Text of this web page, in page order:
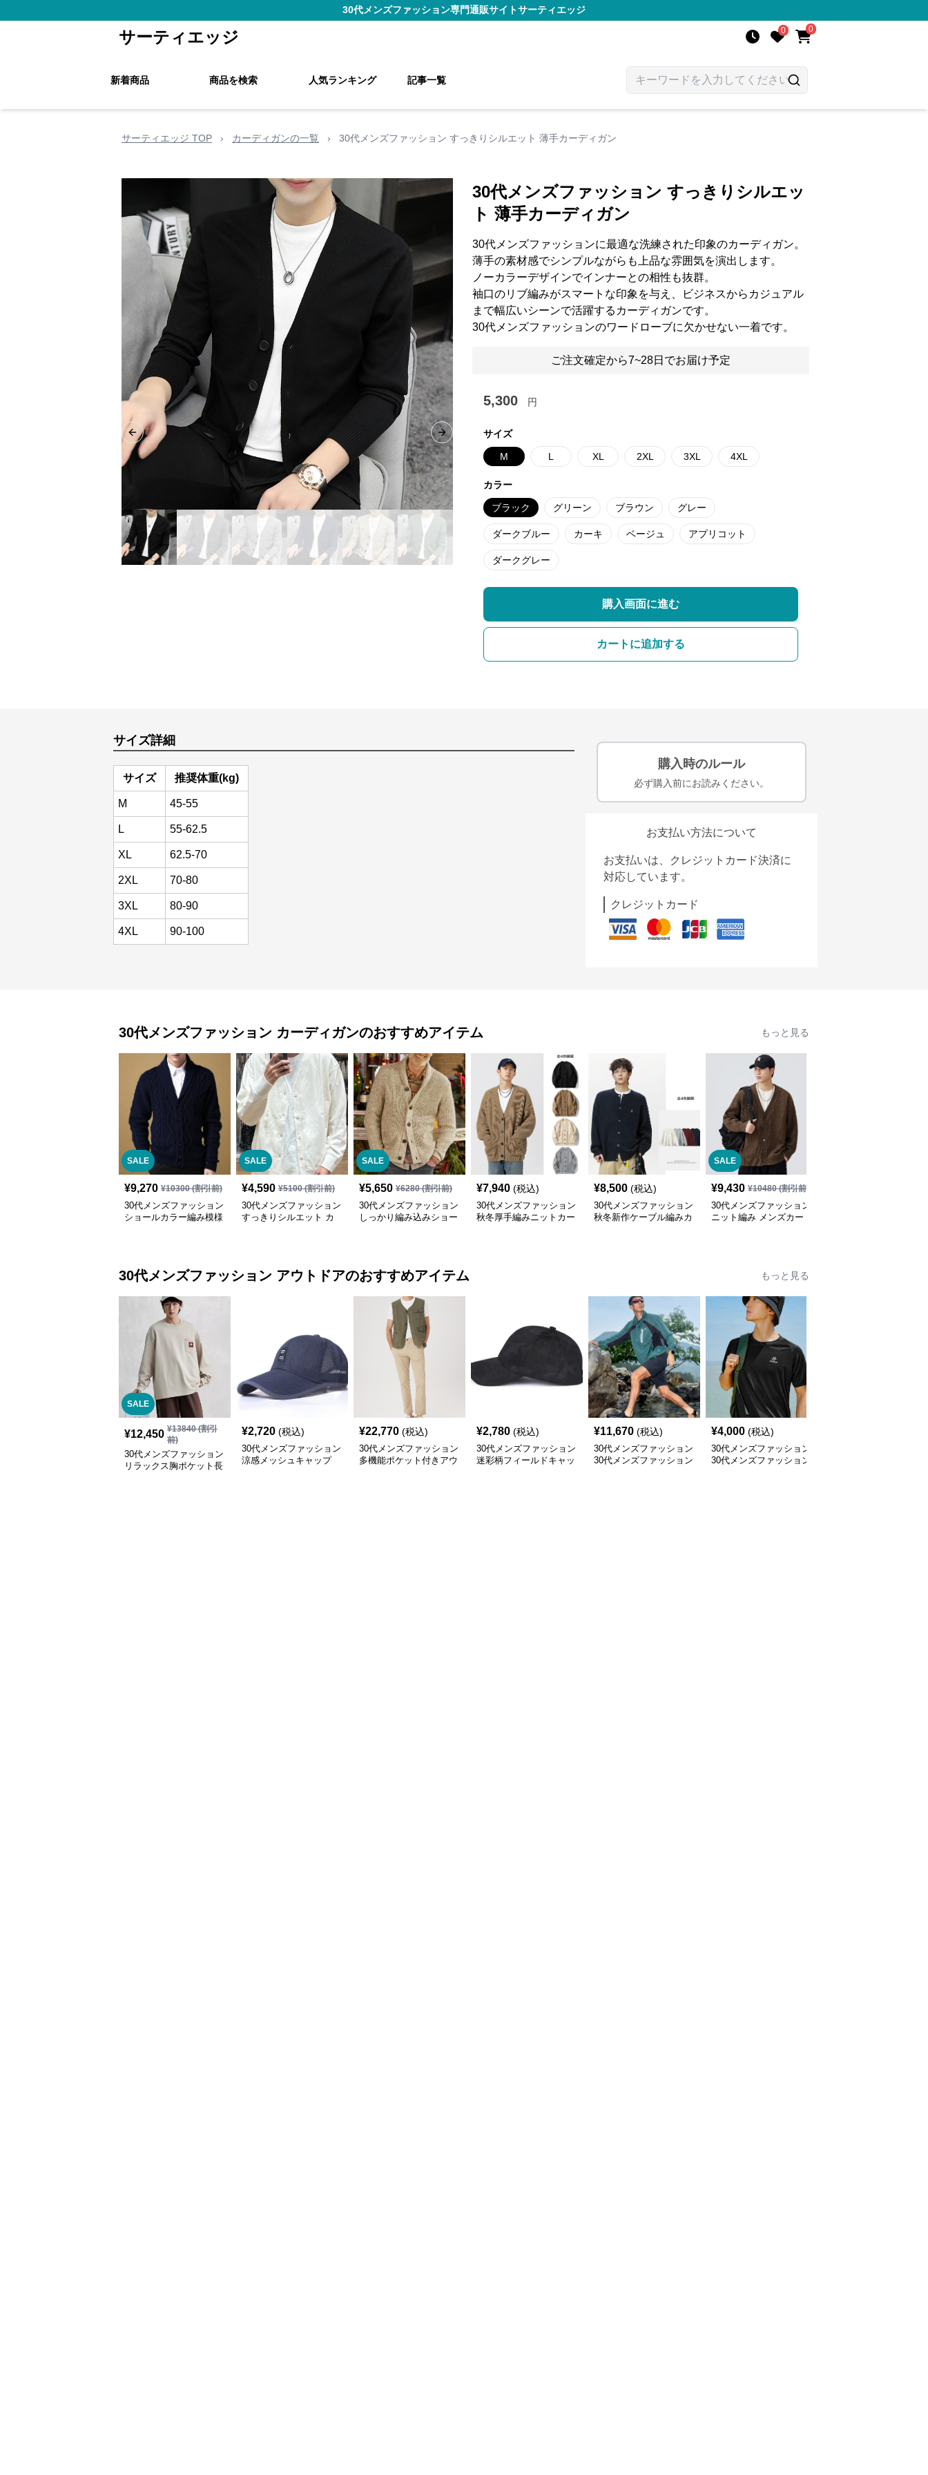
30代メンズファッション専門通販サイトサーティエッジ
サーティエッジ 0 0
新着商品 商品を検索 人気ランキング 記事一覧
サーティエッジ TOP › カーディガンの一覧 › 30代メンズファッション すっきりシルエット 薄手カーディガン
Previous slide Next slide
30代メンズファッション すっきりシルエッ
ト 薄手カーディガン
30代メンズファッションに最適な洗練された印象のカーディガン。
薄手の素材感でシンプルながらも上品な雰囲気を演出します。
ノーカラーデザインでインナーとの相性も抜群。
袖口のリブ編みがスマートな印象を与え、ビジネスからカジュアル
まで幅広いシーンで活躍するカーディガンです。
30代メンズファッションのワードローブに欠かせない一着です。
ご注文確定から7~28日でお届け予定
5,300 円
サイズ
M L XL 2XL 3XL 4XL
カラー
ブラック グリーン ブラウン グレー
ダークブルー カーキ ベージュ アプリコット
ダークグレー
購入画面に進む
カートに追加する
サイズ詳細
サイズ 推奨体重(kg)
M 45-55
L 55-62.5
XL 62.5-70
2XL 70-80
3XL 80-90
4XL 90-100
購入時のルール
必ず購入前にお読みください。
お支払い方法について
お支払いは、クレジットカード決済に
対応しています。
クレジットカード
30代メンズファッション カーディガンのおすすめアイテム もっと見る
SALE
¥9,270 ¥10300(割引前)
30代メンズファッション
ショールカラー編み模様
SALE
¥4,590 ¥5100(割引前)
30代メンズファッション
すっきりシルエット カ
SALE
¥5,650 ¥6280(割引前)
30代メンズファッション
しっかり編み込みショー
¥7,940 (税込)
30代メンズファッション
秋冬厚手編みニットカー
¥8,500 (税込)
30代メンズファッション
秋冬新作ケーブル編みカ
SALE
¥9,430 ¥10480(割引前)
30代メンズファッション
ニット編み メンズカー
30代メンズファッション アウトドアのおすすめアイテム もっと見る
SALE
¥12,450 ¥13840(割引
前)
30代メンズファッション
リラックス胸ポケット長
¥2,720 (税込)
30代メンズファッション
涼感メッシュキャップ
¥22,770 (税込)
30代メンズファッション
多機能ポケット付きアウ
¥2,780 (税込)
30代メンズファッション
迷彩柄フィールドキャッ
¥11,670 (税込)
30代メンズファッション
30代メンズファッション
¥4,000 (税込)
30代メンズファッション
30代メンズファッション